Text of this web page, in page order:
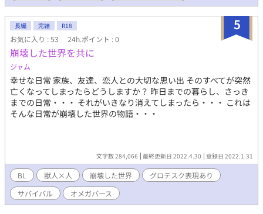
5
長編 完結 R18
お気に入り : 53 24h.ポイント : 0
崩壊した世界を共に
ジャム
幸せな日常 家族、友達、恋人との大切な思い出 そのすべてが突然
亡くなってしまったらどうしますか？ 昨日までの暮らし、さっき
までの日常・・・ それがいきなり消えてしまったら・・・ これは
そんな日常が崩壊した世界の物語・・・
文字数 284,066 最終更新日 2022.4.30 登録日 2022.1.31
BL 獣人×人 崩壊した世界
グロテスク表現あり
サバイバル
オメガバース